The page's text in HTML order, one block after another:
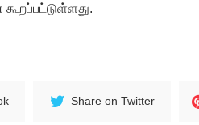
Share on Twitter